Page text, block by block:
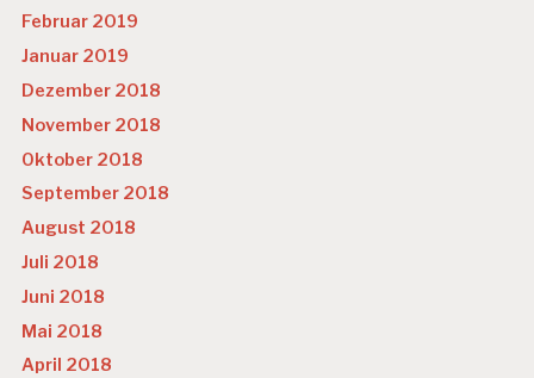
Februar 2019
Januar 2019
Dezember 2018
November 2018
Oktober 2018
September 2018
August 2018
Juli 2018
Juni 2018
Mai 2018
April 2018